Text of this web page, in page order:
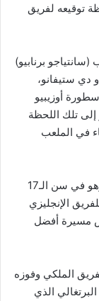
توقيعه لفريق
برنابيو)
دي ستيفانو،
أوزيبيو
إلى تلك اللحظة
في الملعب
وقال فلورنتينو، الذي توقف أمام صورة اللاعب وهو في سن الـ17
الإنجليزي
مسيرة أفضل
الملكي وفوزه
الذي